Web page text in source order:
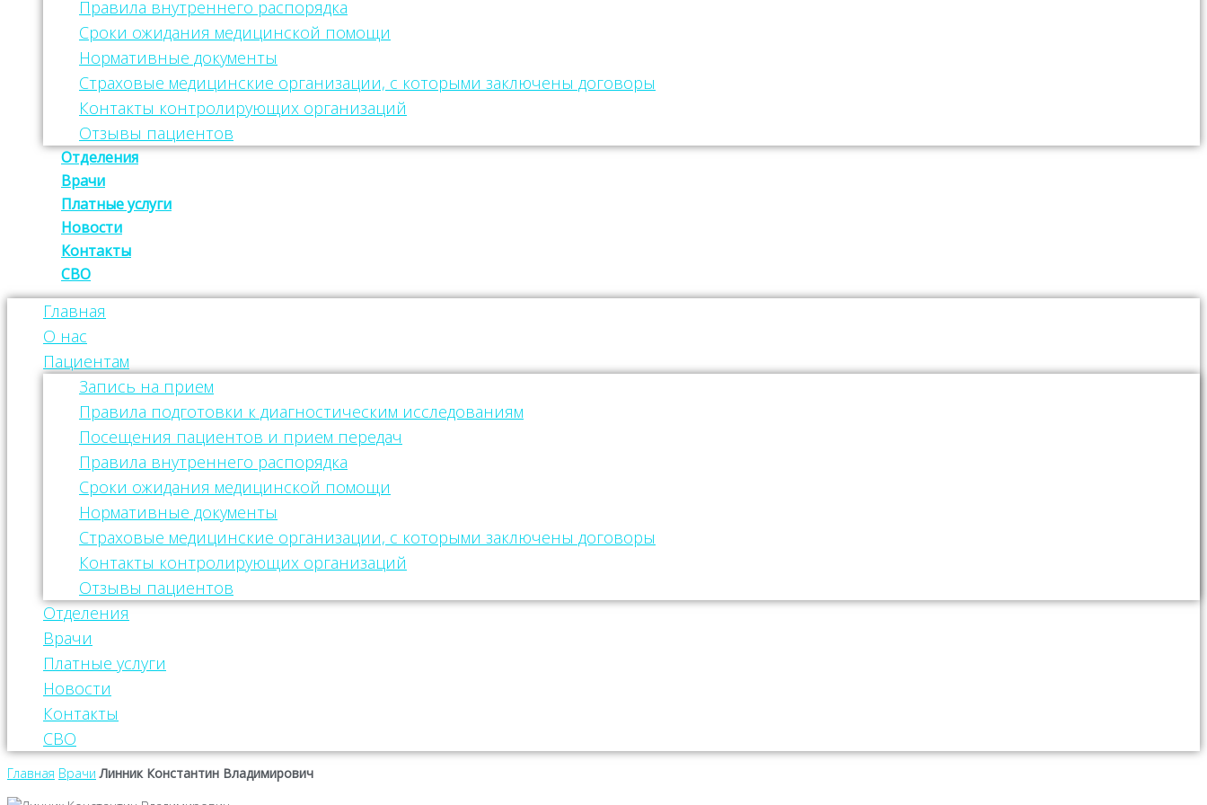
Правила внутреннего распорядка
Сроки ожидания медицинской помощи
Нормативные документы
Страховые медицинские организации, с которыми заключены договоры
Контакты контролирующих организаций
Отзывы пациентов
Отделения
Врачи
Платные услуги
Новости
Контакты
СВО
Главная
О нас
Пациентам
Запись на прием
Правила подготовки к диагностическим исследованиям
Посещения пациентов и прием передач
Правила внутреннего распорядка
Сроки ожидания медицинской помощи
Нормативные документы
Страховые медицинские организации, с которыми заключены договоры
Контакты контролирующих организаций
Отзывы пациентов
Отделения
Врачи
Платные услуги
Новости
Контакты
СВО
Главная Врачи Линник Константин Владимирович